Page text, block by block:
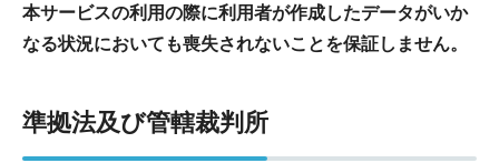
本サービスの利用の際に利用者が作成したデータがいか
なる状況においても喪失されないことを保証しません。
準拠法及び管轄裁判所